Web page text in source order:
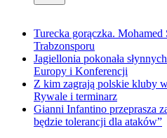
Turecka gorączka. Mohamed
Trabzonsporu
Jagiellonia pokonała
Europy i Konferencji
Z kim zagrają polskie kluby
Rywale i terminarz
Gianni Infantino przeprasza
będzie tolerancji dla ataków”